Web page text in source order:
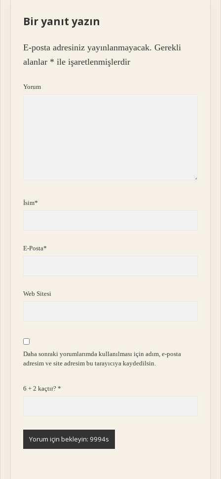
Bir yanıt yazın
E-posta adresiniz yayınlanmayacak. Gerekli
alanlar * ile işaretlenmişlerdir
Yorum
İsim*
E-Posta*
Web Sitesi
Daha sonraki yorumlarımda kullanılması için adım, e-posta
adresim ve site adresim bu tarayıcıya kaydedilsin.
6 + 2 kaçtır?*